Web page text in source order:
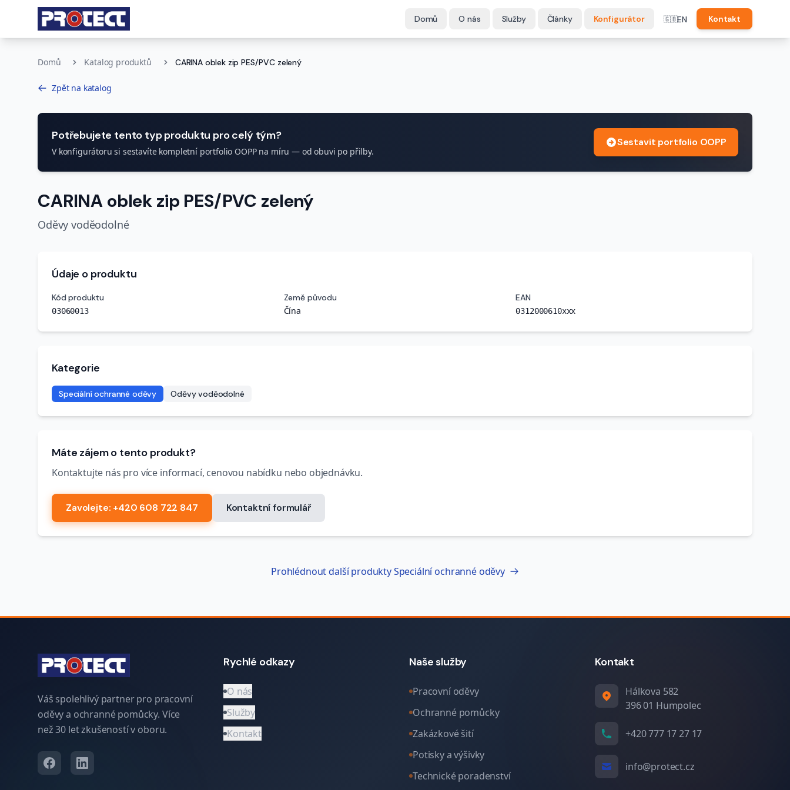
Domů O nás Služby Články Konfigurátor 🇬🇧EN Kontakt
Domů Katalog produktů CARINA oblek zip PES/PVC zelený
Zpět na katalog
Potřebujete tento typ produktu pro celý tým?
V konfigurátoru si sestavíte kompletní portfolio OOPP na míru — od obuvi po přilby.
Sestavit portfolio OOPP
CARINA oblek zip PES/PVC zelený
Oděvy voděodolné
Údaje o produktu
Kód produktu
03060013
Země původu
Čína
EAN
0312000610xxx
Kategorie
Speciální ochranné oděvy Oděvy voděodolné
Máte zájem o tento produkt?
Kontaktujte nás pro více informací, cenovou nabídku nebo objednávku.
Zavolejte: +420 608 722 847 Kontaktní formulář
Prohlédnout další produktySpeciální ochranné oděvy
Váš spolehlivý partner pro pracovní
oděvy a ochranné pomůcky. Více
než 30 let zkušeností v oboru.
Rychlé odkazy
O nás
Služby
Kontakt
Naše služby
Pracovní oděvy
Ochranné pomůcky
Zakázkové šití
Potisky a výšivky
Technické poradenství
Kontakt
Hálkova 582
396 01 Humpolec
+420 777 17 27 17
info@protect.cz